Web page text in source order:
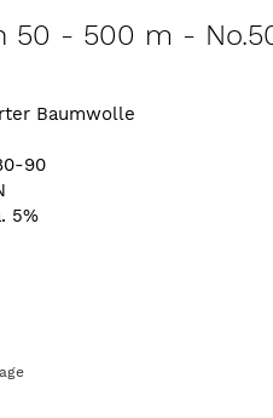
50 - 500 m -
Baumwolle
90
5%